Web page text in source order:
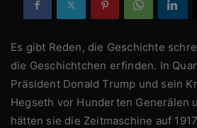
Es gibt Reden, die Geschichte schreiben – und solche,
die Geschichtchen erfinden. In
Präsident Donald Trump und sein
Hegseth vor Hunderten Generälen
hätten sie die Zeitmaschine auf